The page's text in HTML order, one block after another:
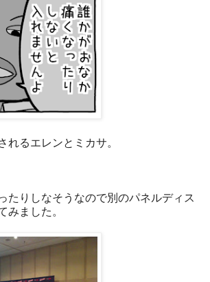
れるエレンとミカサ。
たりしなそうなので別のパネルディス
みました。